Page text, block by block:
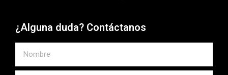
¿Alguna duda? Contáctanos